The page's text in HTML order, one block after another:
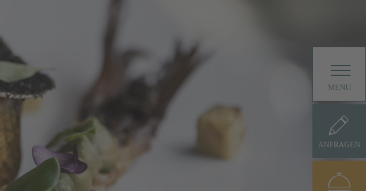
MENU
ANFRAGEN